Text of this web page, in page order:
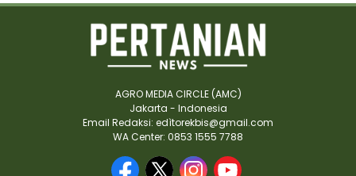
AGRO MEDIA CIRCLE (AMC)
Jakarta - Indonesia
Email Redaksi: edìtorekbis@gmail.com
WA Center: 0853 1555 7788